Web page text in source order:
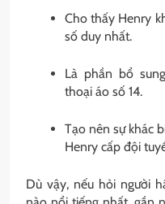
Cho thấy Henry
số duy nhất.
Là phần bổ
thoại áo số 14.
Tạo nên sự khác
Henry cấp đội
Dù vậy, nếu hỏi người